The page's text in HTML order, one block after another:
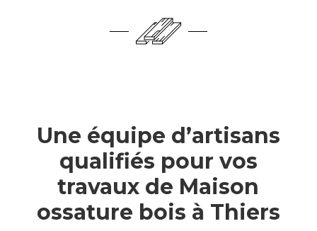
Une équipe d’artisans
qualifiés pour vos
travaux de Maison
ossature bois à Thiers